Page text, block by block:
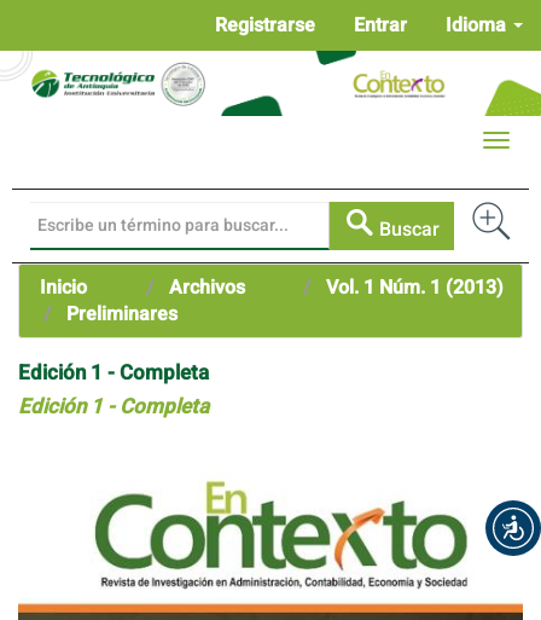
Contenido
principal
Idioma
Registrarse Entrar
Buscar
Toggle
Inicio Archivos
Vol. 1 Núm. 1 (2013)
Preliminares
Edición 1 - Completa
Edición 1 - Completa
artículo